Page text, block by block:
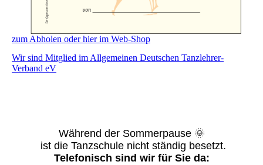
zum Abholen oder hier im Web-Shop
Wir sind Mitglied im Allgemeinen Deutschen Tanzlehrer-
Verband eV
Während der Sommerpause 🌞
ist die Tanzschule nicht ständig besetzt.
Telefonisch sind wir für Sie da: